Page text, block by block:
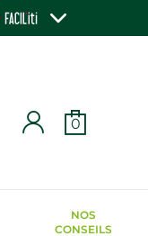
0
NOS
CONSEILS